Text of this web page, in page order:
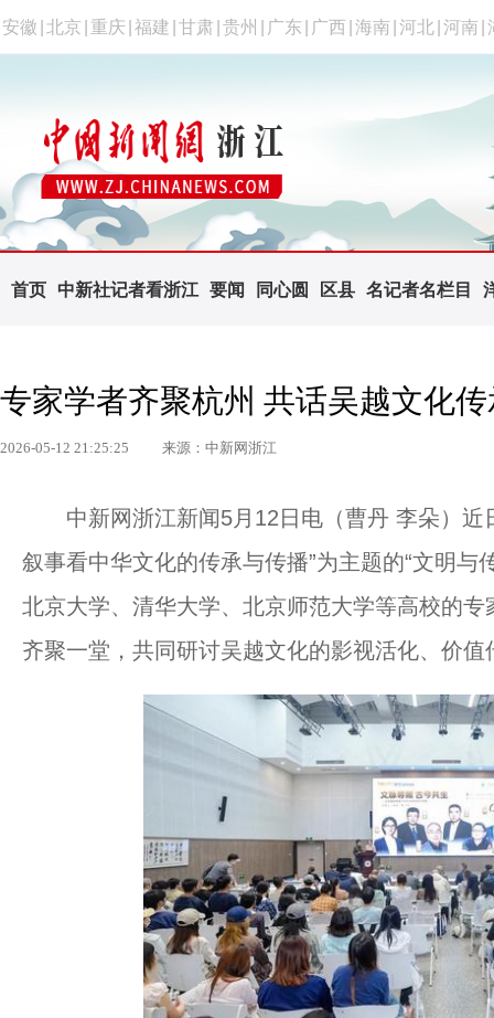
安徽 北京 重庆 福建 甘肃 贵州 广东 广西 海南 河北 河南
首页 中新社记者看浙江 要闻 同心圆 区县 名记者名栏目
专家学者齐聚杭州 共话吴越文化
2026-05-12 21:25:25 来源：中新网浙江
中新网浙江新闻5月12日电（曹丹 李朵）近
叙事看中华文化的传承与传播”为主题的“文明与
北京大学、清华大学、北京师范大学等高校的
齐聚一堂，共同研讨吴越文化的影视活化、价值